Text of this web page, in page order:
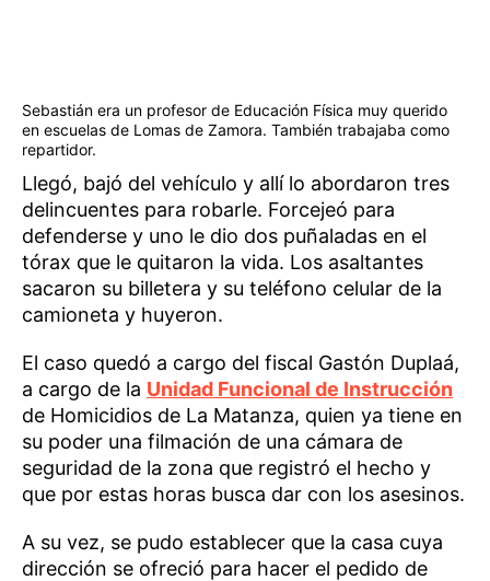
Sebastián era un profesor de Educación Física muy querido
en escuelas de Lomas de Zamora. También trabajaba como
repartidor.
Llegó, bajó del vehículo y allí lo abordaron tres
delincuentes para robarle. Forcejeó para
defenderse y uno le dio dos puñaladas en el
tórax que le quitaron la vida. Los asaltantes
sacaron su billetera y su teléfono celular de la
camioneta y huyeron.
El caso quedó a cargo del fiscal Gastón Duplaá,
a cargo de la Unidad Funcional de Instrucción
de Homicidios de La Matanza, quien ya tiene en
su poder una filmación de una cámara de
seguridad de la zona que registró el hecho y
que por estas horas busca dar con los asesinos.
A su vez, se pudo establecer que la casa cuya
dirección se ofreció para hacer el pedido de